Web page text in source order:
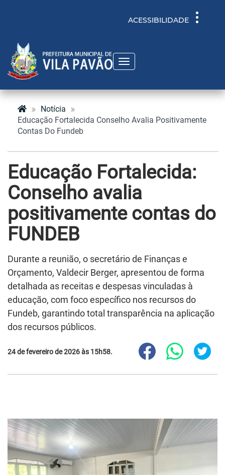
Toggle
ACESSIBILIDADE
Toggle
navigation
Notícia
Educação Fortalecida Conselho Avalia Positivamente
Contas Do Fundeb
Educação Fortalecida:
Conselho avalia
positivamente contas do
FUNDEB
Durante a reunião, o secretário de Finanças e
Orçamento, Valdecir Berger, apresentou de forma
detalhada as receitas e despesas vinculadas à
educação, com foco específico nos recursos do
Fundeb, garantindo total transparência na aplicação
dos recursos públicos.
24 de fevereiro de 2026 às 15h58.